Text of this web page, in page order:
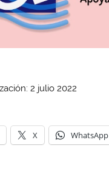
2 julio 2022
X WhatsApp